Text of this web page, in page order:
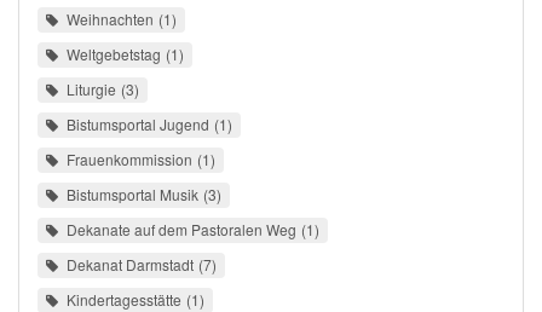
Weihnachten 1
Weltgebetstag 1
Liturgie 3
Bistumsportal Jugend 1
Frauenkommission 1
Bistumsportal Musik 3
Dekanate auf dem Pastoralen Weg 1
Dekanat Darmstadt 7
Kindertagesstätte 1